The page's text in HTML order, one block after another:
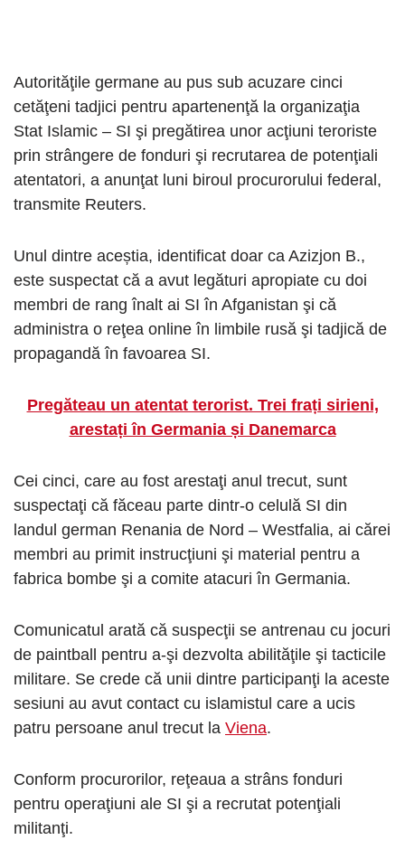
Autorităţile germane au pus sub acuzare cinci
cetăţeni tadjici pentru apartenenţă la organizaţia
Stat Islamic – SI şi pregătirea unor acţiuni teroriste
prin strângere de fonduri şi recrutarea de potenţiali
atentatori, a anunţat luni biroul procurorului federal,
transmite Reuters.
Unul dintre aceștia, identificat doar ca Azizjon B.,
este suspectat că a avut legături apropiate cu doi
membri de rang înalt ai SI în Afganistan şi că
administra o reţea online în limbile rusă şi tadjică de
propagandă în favoarea SI.
Pregăteau un atentat terorist. Trei frați sirieni,
arestați în Germania și Danemarca
Cei cinci, care au fost arestaţi anul trecut, sunt
suspectaţi că făceau parte dintr-o celulă SI din
landul german Renania de Nord – Westfalia, ai cărei
membri au primit instrucţiuni şi material pentru a
fabrica bombe şi a comite atacuri în Germania.
Comunicatul arată că suspecţii se antrenau cu jocuri
de paintball pentru a-şi dezvolta abilităţile şi tacticile
militare. Se crede că unii dintre participanţi la aceste
sesiuni au avut contact cu islamistul care a ucis
patru persoane anul trecut la Viena.
Conform procurorilor, reţeaua a strâns fonduri
pentru operaţiuni ale SI şi a recrutat potenţiali
militanţi.